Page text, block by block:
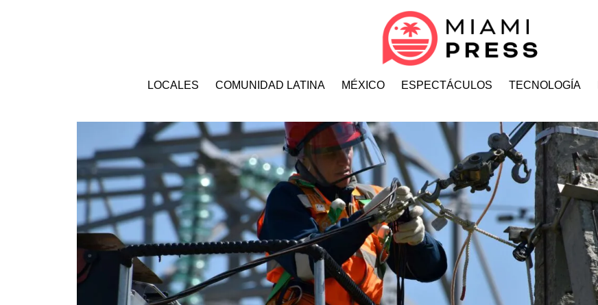
LOCALES COMUNIDAD LATINA MÉXICO ESPECTÁCULOS TECNOLOGÍA